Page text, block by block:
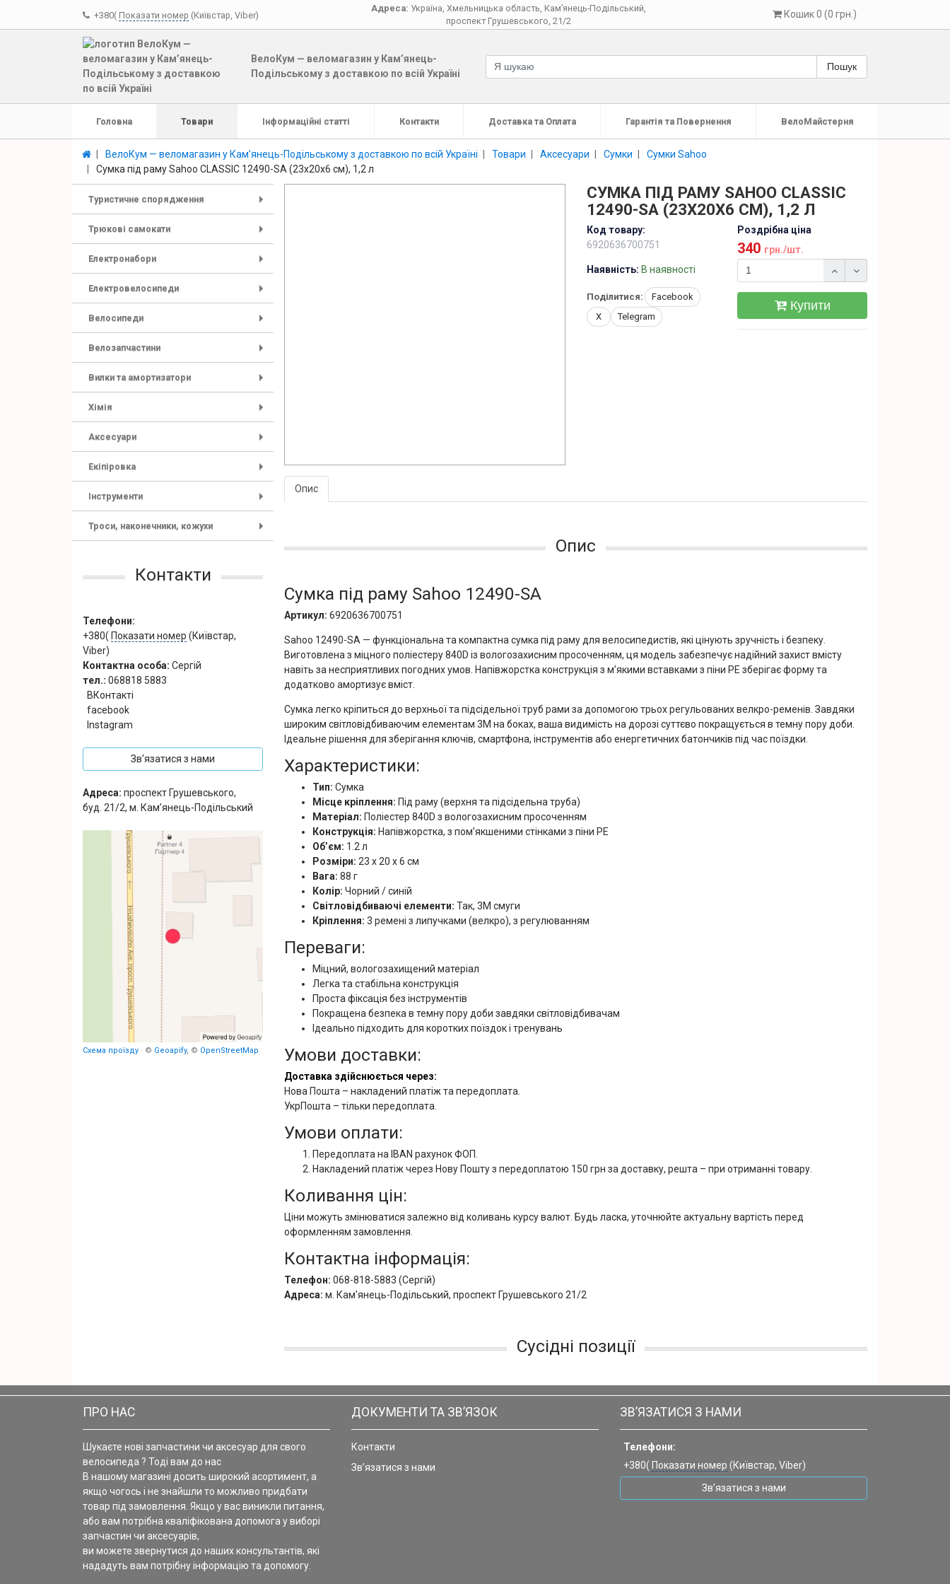
+380( Показати номер (Київстар, Viber)
Адреса: Україна Хмельницька область Кам’янець-Подільський
проспект Грушевського, 21/2
Кошик 0 (0 грн.)
ВелоКум — веломагазин у Кам’янець-
Подільському з доставкою по всій Україні
Пошук
Головна Товари Інформаційні статті Контакти Доставка та Оплата Гарантія та Повернення ВелоМайстерня
ВелоКум — веломагазин у Кам’янець-Подільському з доставкою по всій Україні Товари Аксесуари Сумки
Сумки Sahoo
Сумка під раму Sahoo CLASSIC 12490-SA (23x20x6 см), 1,2 л
Туристичне спорядження
Трюкові самокати
Електронабори
Електровелосипеди
Велосипеди
Велозапчастини
Вилки та амортизатори
Хімія
Аксесуари
Екіпіровка
Інструменти
Троси, наконечники, кожухи
Контакти
Телефони:
+380( Показати номер (Київстар,
Viber)
Контактна особа: Сергій
тел.: 068818 5883
ВКонтакті
facebook
Instagram
Зв’язатися з нами
Адреса: проспект Грушевського,
буд. 21/2, м. Кам’янець-Подільський
Схема проїзду · © Geoapify, © OpenStreetMap
СУМКА ПІД РАМУ SAHOO CLASSIC
12490-SA (23X20X6 СМ), 1,2 Л
Код товару:
6920636700751
Наявність: В наявності
Поділитися:
Facebook
X
Telegram
Роздрібна ціна
340 грн./шт.
Купити
Опис
Опис
Сумка під раму Sahoo 12490-SA
Артикул: 6920636700751
Sahoo 12490-SA — функціональна та компактна сумка під раму для велосипедистів, які цінують зручність і безпеку.
Виготовлена з міцного поліестеру 840D із вологозахисним просоченням, ця модель забезпечує надійний захист вмісту
навіть за несприятливих погодних умов. Напівжорстка конструкція з м’якими вставками з піни PE зберігає форму та
додатково амортизує вміст.
Сумка легко кріпиться до верхньої та підсідельної труб рами за допомогою трьох регульованих велкро-ременів. Завдяки
широким світловідбиваючим елементам 3M на боках, ваша видимість на дорозі суттєво покращується в темну пору доби.
Ідеальне рішення для зберігання ключів, смартфона, інструментів або енергетичних батончиків під час поїздки.
Характеристики:
Тип: Сумка
Місце кріплення: Під раму (верхня та підсідельна труба)
Матеріал: Поліестер 840D з вологозахисним просоченням
Конструкція: Напівжорстка, з пом’якшеними стінками з піни PE
Об’єм: 1.2 л
Розміри: 23 x 20 x 6 см
Вага: 88 г
Колір: Чорний / синій
Світловідбиваючі елементи: Так, 3M смуги
Кріплення: 3 ремені з липучками (велкро), з регулюванням
Переваги:
Міцний, вологозахищений матеріал
Легка та стабільна конструкція
Проста фіксація без інструментів
Покращена безпека в темну пору доби завдяки світловідбивачам
Ідеально підходить для коротких поїздок і тренувань
Умови доставки:
Доставка здійснюється через:
Нова Пошта – накладений платіж та передоплата.
УкрПошта – тільки передоплата.
Умови оплати:
Передоплата на IBAN рахунок ФОП.
Накладений платіж через Нову Пошту з передоплатою 150 грн за доставку, решта – при отриманні товару.
Коливання цін:
Ціни можуть змінюватися залежно від коливань курсу валют. Будь ласка, уточнюйте актуальну вартість перед
оформленням замовлення.
Контактна інформація:
Телефон: 068-818-5883 (Сергій)
Адреса: м. Кам'янець-Подільський, проспект Грушевського 21/2
Сусідні позиції
ПРО НАС
Шукаєте нові запчастини чи аксесуар для свого
велосипеда ? Тоді вам до нас
В нашому магазині досить широкий асортимент, а
якщо чогось і не знайшли то можливо придбати
товар під замовлення. Якщо у вас виникли питання,
або вам потрібна кваліфікована допомога у виборі
запчастин чи аксесуарів,
ви можете звернутися до наших консультантів, які
нададуть вам потрібну інформацію та допомогу.
ДОКУМЕНТИ ТА ЗВ’ЯЗОК
Контакти
Зв’язатися з нами
ЗВ’ЯЗАТИСЯ З НАМИ
Телефони:
+380( Показати номер (Київстар, Viber)
Зв’язатися з нами